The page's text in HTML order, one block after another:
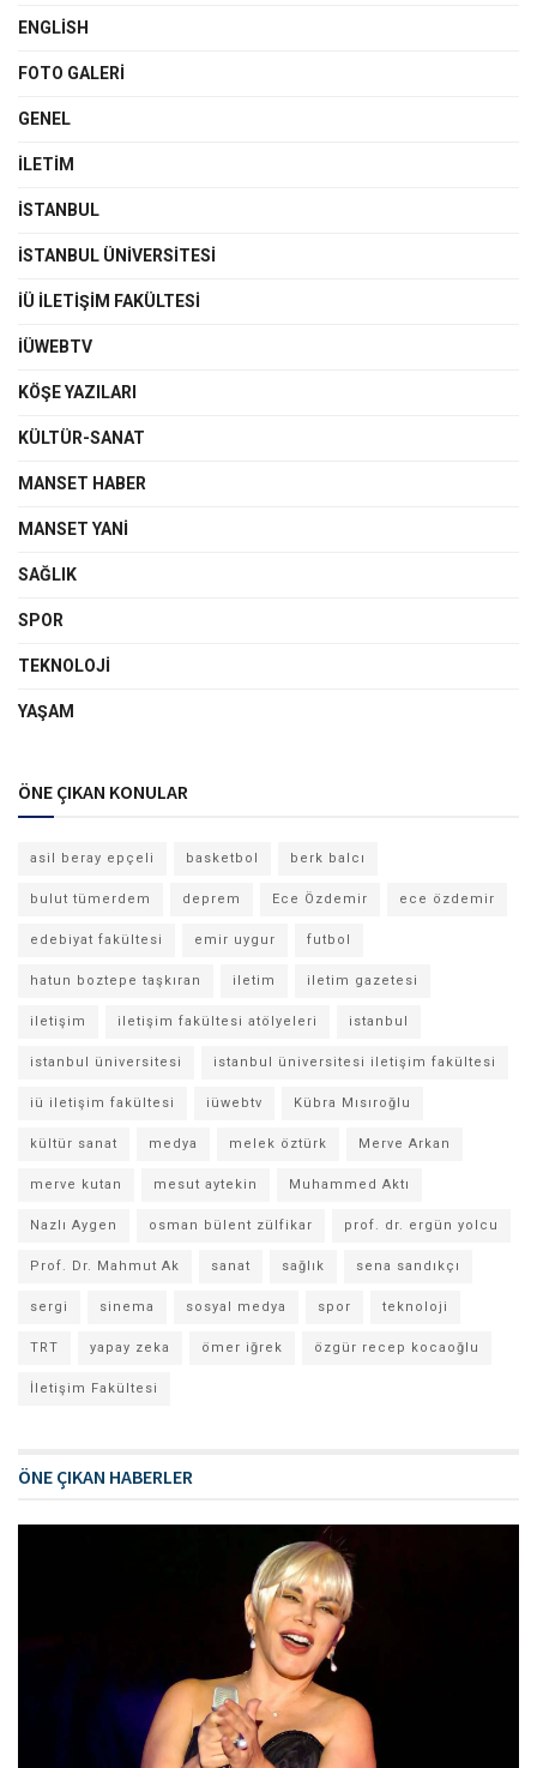
ENGLISH
FOTO GALERI
GENEL
İLETIM
İSTANBUL
İSTANBUL ÜNIVERSITESI
İÜ İLETIŞIM FAKÜLTESI
İÜWEBTV
KÖŞE YAZILARI
KÜLTÜR-SANAT
MANSET HABER
MANSET YANI
SAĞLIK
SPOR
TEKNOLOJI
YAŞAM
ÖNE ÇIKAN KONULAR
asil beray epçeli basketbol berk balcı
bulut tümerdem deprem Ece Özdemir ece özdemir
edebiyat fakültesi emir uygur futbol
hatun boztepe taşkıran iletim iletim gazetesi
iletişim iletişim fakültesi atölyeleri istanbul
istanbul üniversitesi istanbul üniversitesi iletişim fakültesi
iü iletişim fakültesi iüwebtv Kübra Mısıroğlu
kültür sanat medya melek öztürk Merve Arkan
merve kutan mesut aytekin Muhammed Aktı
Nazlı Aygen osman bülent zülfikar prof. dr. ergün yolcu
Prof. Dr. Mahmut Ak sanat sağlık sena sandıkçı
sergi sinema sosyal medya spor teknoloji
TRT yapay zeka ömer iğrek özgür recep kocaoğlu
İletişim Fakültesi
ÖNE ÇIKAN HABERLER